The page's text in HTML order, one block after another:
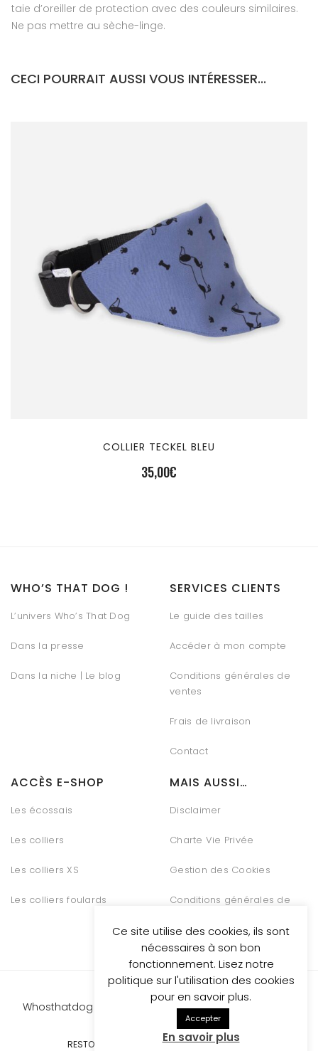
taie d’oreiller de protection avec des couleurs similaires.
Ne pas mettre au sèche-linge.
CECI POURRAIT AUSSI VOUS INTÉRESSER...
COLLIER TECKEL BLEU
35,00€
WHO’S THAT DOG !
L’univers Who’s That Dog
Dans la presse
Dans la niche | Le blog
SERVICES CLIENTS
Le guide des tailles
Accéder à mon compte
Conditions générales de
ventes
Frais de livraison
Contact
ACCÈS E-SHOP
Les écossais
Les colliers
Les colliers XS
Les colliers foulards
MAIS AUSSI…
Disclaimer
Charte Vie Privée
Gestion des Cookies
Conditions générales de
Whosthatdog propulsed by Be Quiet Digital Marketing
RESTONS CONNECTÉS
Ce site utilise des cookies, ils sont
nécessaires à son bon
fonctionnement. Lisez notre
politique sur l'utilisation des cookies
pour en savoir plus.
Accepter
En savoir plus